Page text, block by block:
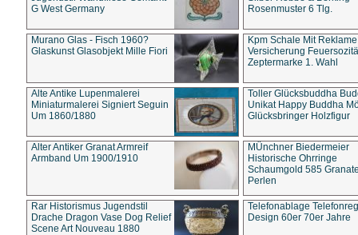
G West Germany
Rosenmuster 6 Tlg.
Murano Glas - Fisch 1960?
Glaskunst Glasobjekt Mille Fiori
Kpm Schale Mit Reklame
Versicherung
Zeptermarke 1. Wahl
Alte Antike Lupenmalerei
Miniaturmalerei Signiert Seguin
Um 1860/1880
Toller Glücksbuddha
Unikat Happy Buddha
Glücksbringer Holzfigur
Alter Antiker Granat Armreif
Armband Um 1900/1910
MÜnchner Biedermeier
Historische Ohrringe
Schaumgold 585
Perlen
Rar Historismus Jugendstil
Drache Dragon Vase Dog Relief
Scene Art Nouveau 1880
Telefonablage
Design 60er 70er Jahre